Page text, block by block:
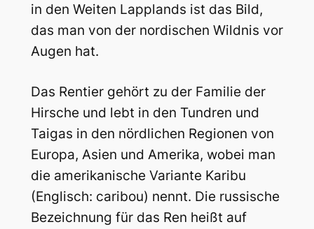
in den Weiten Lapplands ist das Bild,
das man von der nordischen Wildnis vor
Augen hat.
Das Rentier gehört zu der Familie der
Hirsche und lebt in den Tundren und
Taigas in den nördlichen Regionen von
Europa, Asien und Amerika, wobei man
die amerikanische Variante Karibu
(Englisch: caribou) nennt. Die russische
Bezeichnung für das Ren heißt auf